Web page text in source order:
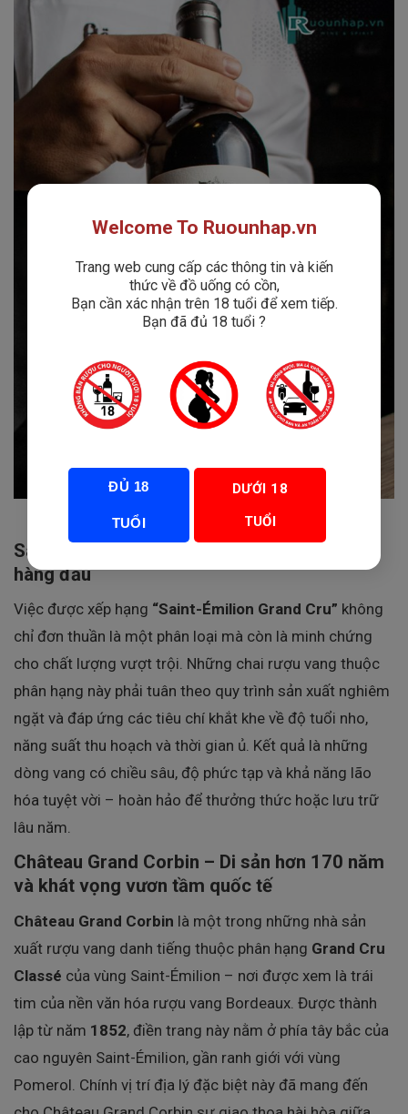
Saint-Émilion Grand Cru – Danh hiệu uy tín
hàng đầu
Việc được xếp hạng “Saint-Émilion Grand Cru” không
chỉ đơn thuần là một phân loại mà còn là minh chứng
cho chất lượng vượt trội. Những chai rượu vang thuộc
phân hạng này phải tuân theo quy trình sản xuất nghiêm
ngặt và đáp ứng các tiêu chí khắt khe về độ tuổi nho,
năng suất thu hoạch và thời gian ủ. Kết quả là những
dòng vang có chiều sâu, độ phức tạp và khả năng lão
hóa tuyệt vời – hoàn hảo để thưởng thức hoặc lưu trữ
lâu năm.
Château Grand Corbin – Di sản hơn 170 năm
và khát vọng vươn tầm quốc tế
Château Grand Corbin là một trong những nhà sản
xuất rượu vang danh tiếng thuộc phân hạng Grand Cru
Classé của vùng Saint-Émilion – nơi được xem là trái
tim của nền văn hóa rượu vang Bordeaux. Được thành
lập từ năm 1852, điền trang này nằm ở phía tây bắc của
cao nguyên Saint-Émilion, gần ranh giới với vùng
Pomerol. Chính vị trí địa lý đặc biệt này đã mang đến
Welcome To Ruounhap.vn
Trang web cung cấp các thông tin và kiến
thức về đồ uống có cồn,
Bạn cần xác nhận trên 18 tuổi để xem tiếp.
Bạn đã đủ 18 tuổi ?
ĐỦ 18
TUỔI
DƯỚI 18
TUỔI